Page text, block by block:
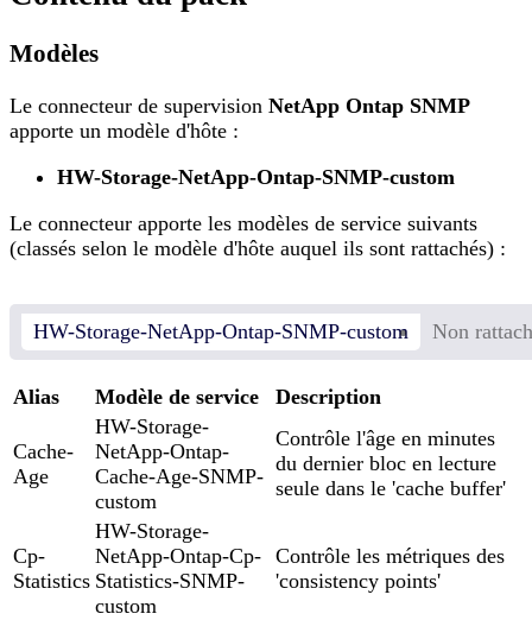
Modèles
Le connecteur de supervision NetApp Ontap SNMP
apporte un modèle d'hôte :
HW-Storage-NetApp-Ontap-SNMP-custom
Le connecteur apporte les modèles de service suivants
(classés selon le modèle d'hôte auquel ils sont rattachés) :
HW-Storage-NetApp-Ontap-SNMP-custom Non
Alias Modèle de service Description
Cache-
Age
HW-Storage-
NetApp-Ontap-
Cache-Age-SNMP-
custom
Contrôle l'âge en minutes
du dernier bloc en lecture
seule dans le 'cache buffer'
Cp-
Statistics
HW-Storage-
NetApp-Ontap-Cp-
Statistics-SNMP-
custom
Contrôle les métriques des
'consistency points'